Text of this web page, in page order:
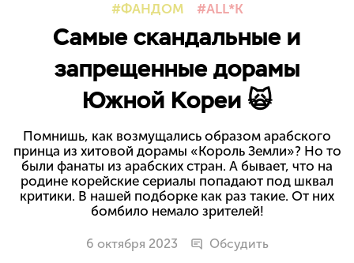
ФАНДОМ ALL*K
Самые скандальные и
запрещенные дорамы
Южной Кореи 🙀
Помнишь, как возмущались образом арабского
принца из хитовой дорамы «Король Земли»? Но то
были фанаты из арабских стран. А бывает, что на
родине корейские сериалы попадают под шквал
критики. В нашей подборке как раз такие. От них
бомбило немало зрителей!
6 октября 2023 Обсудить